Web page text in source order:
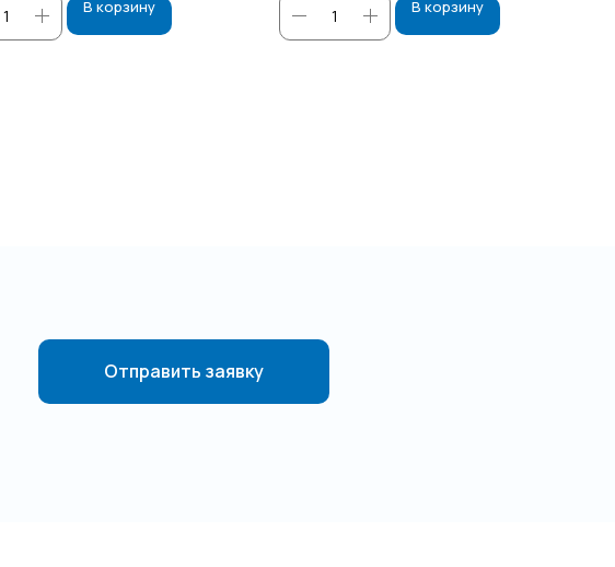
В корзину В корзину
Отправить заявку